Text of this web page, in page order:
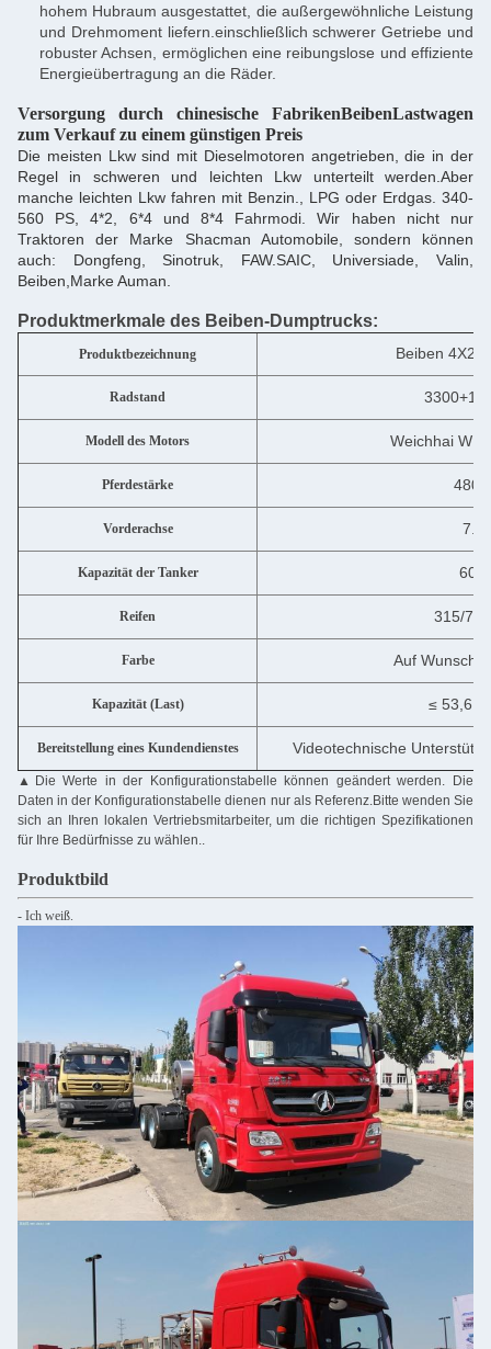
hohem Hubraum ausgestattet, die außergewöhnliche Leistung
und Drehmoment liefern.einschließlich schwerer Getriebe und
robuster Achsen, ermöglichen eine reibungslose und effiziente
Energieübertragung an die Räder.
Versorgung durch chinesische FabrikenBeibenLastwagen
zum Verkauf zu einem günstigen Preis
Die meisten Lkw sind mit Dieselmotoren angetrieben, die in der
Regel in schweren und leichten Lkw unterteilt werden.Aber
manche leichten Lkw fahren mit Benzin., LPG oder Erdgas. 340-
560 PS, 4*2, 6*4 und 8*4 Fahrmodi. Wir haben nicht nur
Traktoren der Marke Shacman Automobile, sondern können
auch: Dongfeng, Sinotruk, FAW.SAIC, Universiade, Valin,
Beiben,Marke Auman.
Produktmerkmale des Beiben-Dumptrucks:
Produktbezeichnung Beiben 4X2/
Radstand
Modell des Motors Weichhai
Pferdestärke 480
Vorderachse
Kapazität der Tanker 600
Reifen 315/
Farbe Auf Wunsch
Kapazität (Last) ≤ 53,6
Bereitstellung eines Kundendienstes Videotechnische
▲ Die Werte in der Konfigurationstabelle können geändert werden. Die
Daten in der Konfigurationstabelle dienen nur als Referenz.Bitte wenden Sie
sich an Ihren lokalen Vertriebsmitarbeiter, um die richtigen Spezifikationen
für Ihre Bedürfnisse zu wählen..
Produktbild
- Ich weiß.